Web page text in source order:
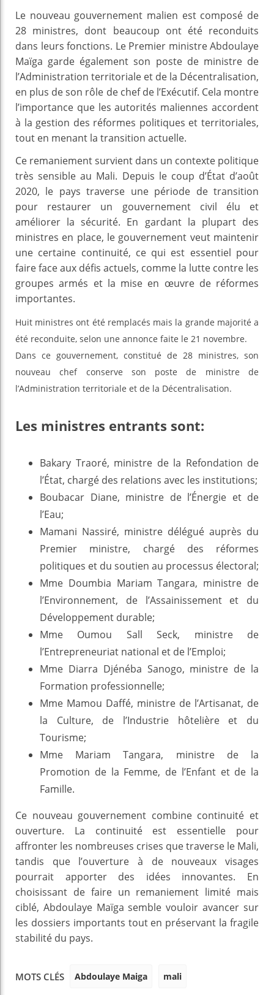
Le nouveau gouvernement malien est composé de
28 ministres, dont beaucoup ont été reconduits
dans leurs fonctions. Le Premier ministre Abdoulaye
Maïga garde également son poste de ministre de
l’Administration territoriale et de la Décentralisation,
en plus de son rôle de chef de l’Exécutif. Cela montre
l’importance que les autorités maliennes accordent
à la gestion des réformes politiques et territoriales,
tout en menant la transition actuelle.
Ce remaniement survient dans un contexte politique
très sensible au Mali. Depuis le coup d’État d’août
2020, le pays traverse une période de transition
pour restaurer un gouvernement civil élu et
améliorer la sécurité. En gardant la plupart des
ministres en place, le gouvernement veut maintenir
une certaine continuité, ce qui est essentiel pour
faire face aux défis actuels, comme la lutte contre les
groupes armés et la mise en œuvre de réformes
importantes.
Huit ministres ont été remplacés mais la grande majorité a
été reconduite, selon une annonce faite le 21 novembre.
Dans ce gouvernement, constitué de 28 ministres, son
nouveau chef conserve son poste de ministre de
l’Administration territoriale et de la Décentralisation.
Les ministres entrants sont:
Bakary Traoré, ministre de la Refondation de
l’État, chargé des relations avec les institutions;
Boubacar Diane, ministre de l’Énergie et de
l’Eau;
Mamani Nassiré, ministre délégué auprès du
Premier ministre, chargé des réformes
politiques et du soutien au processus électoral;
Mme Doumbia Mariam Tangara, ministre de
l’Environnement, de l’Assainissement et du
Développement durable;
Mme Oumou Sall Seck, ministre de
l’Entrepreneuriat national et de l’Emploi;
Mme Diarra Djénéba Sanogo, ministre de la
Formation professionnelle;
Mme Mamou Daffé, ministre de l’Artisanat, de
la Culture, de l’Industrie hôtelière et du
Tourisme;
Mme Mariam Tangara, ministre de la
Promotion de la Femme, de l’Enfant et de la
Famille.
Ce nouveau gouvernement combine continuité et
ouverture. La continuité est essentielle pour
affronter les nombreuses crises que traverse le Mali,
tandis que l’ouverture à de nouveaux visages
pourrait apporter des idées innovantes. En
choisissant de faire un remaniement limité mais
ciblé, Abdoulaye Maïga semble vouloir avancer sur
les dossiers importants tout en préservant la fragile
stabilité du pays.
MOTS CLÉS Abdoulaye Maiga mali